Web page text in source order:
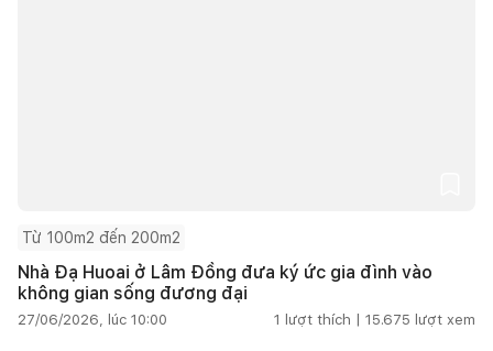
Từ 100m2 đến 200m2
Nhà Đạ Huoai ở Lâm Đồng đưa ký ức gia đình vào
không gian sống đương đại
27/06/2026, lúc 10:00 1 lượt thích | 15.675 lượt xem